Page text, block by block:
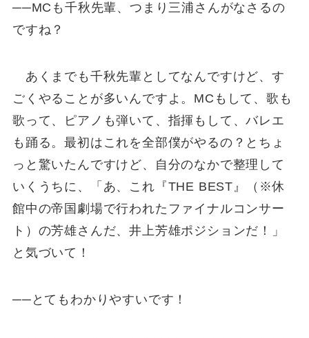
──MCも千秋先輩、つまり三浦さんがなさるの
ですね？
あくまでも千秋先輩としてなんですけど、す
ごくやることが多いんですよ。MCもして、歌も
歌って、ピアノも弾いて、指揮もして、バレエ
も踊る。最初はこれを全部僕がやるの？とちょ
っと驚いたんですけど、自分のなかで整理して
いくうちに、「あ、これ『THE BEST』（※休
館中の帝国劇場で行われたファイナルコンサー
ト）の芳雄さんだ、井上芳雄ポジションだ！」
と気づいて！
──とてもわかりやすいです！